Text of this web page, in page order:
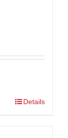
Details